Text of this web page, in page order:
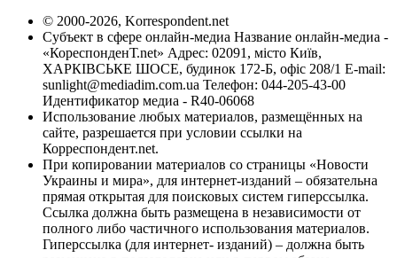
© 2000-2026, Korrespondent.net
Субъект в сфере онлайн-медиа Название онлайн-медиа -
«КореспонденТ.net» Адрес: 02091, місто Київ,
ХАРКІВСЬКЕ ШОСЕ, будинок 172-Б, офіс 208/1 E-mail:
sunlight@mediadim.com.ua Телефон: 044-205-43-00
Идентификатор медиа - R40-06068
Использование любых материалов, размещённых на
сайте, разрешается при условии ссылки на
Корреспондент.net.
При копировании материалов со страницы «Новости
Украины и мира», для интернет-изданий – обязательна
прямая открытая для поисковых систем гиперссылка.
Ссылка должна быть размещена в независимости от
полного либо частичного использования материалов.
Гиперссылка (для интернет- изданий) – должна быть